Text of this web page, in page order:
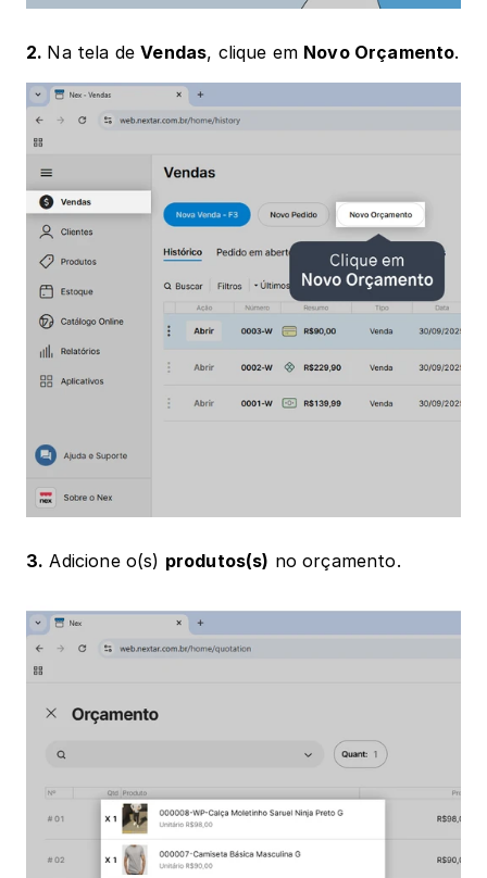
2. Na tela de Vendas, clique em Novo Orçamento.
3. Adicione o(s) produtos(s) no orçamento.